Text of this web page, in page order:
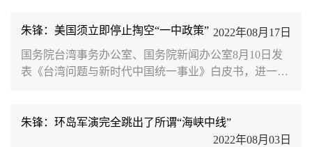
政治提供了全新的视角。全书从政治学、经济学和金融
学的角度出发，梳理回顾了人类近代历史上的几个主要
动荡时期，总结了国家间绵绵不息的权力、利益和财富
竞争中的规律和曾经不断使用的各种教条和原则。在这
朱锋：美国须立即停止掏空“一中政策” 2022年08月17日
国务院台湾事务办公室、国务院新闻办公室8月10日发
表《台湾问题与新时代中国统一事业》白皮书，进一步
述中国共产党和中国政府在新时代推进实现祖国统一的
立场和政策。南京大学国际关系学院执行院长、北京大
朱锋：环岛军演完全跳出了所谓“海峡中线”
2022年08月03日